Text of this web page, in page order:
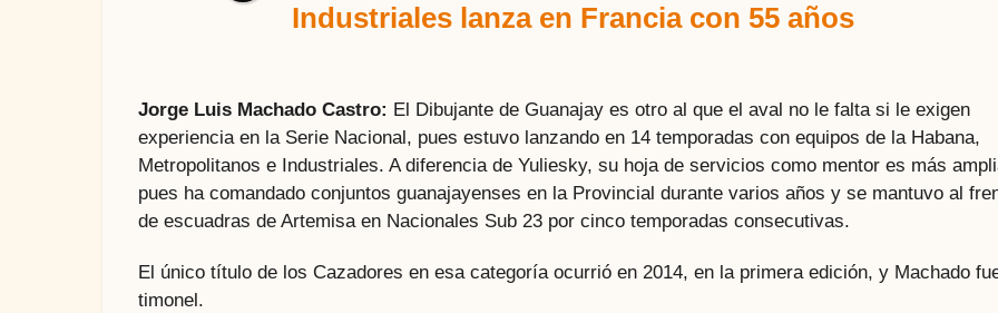
Industriales lanza en Francia con 55 años
Jorge Luis Machado Castro: El Dibujante de Guanajay es otro al que el aval no le falta si le exigen
experiencia en la Serie Nacional, pues estuvo lanzando en 14 temporadas con equipos de la Habana,
Metropolitanos e Industriales. A diferencia de Yuliesky, su hoja de servicios como mentor es más
pues ha comandado conjuntos guanajayenses en la Provincial durante varios años y se mantuvo al
de escuadras de Artemisa en Nacionales Sub 23 por cinco temporadas consecutivas.
El único título de los Cazadores en esa categoría ocurrió en 2014, en la primera edición, y Machado
timonel.